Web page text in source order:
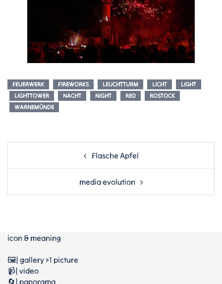
FEUERWERK FIREWORKS LEUCHTTURM LICHT
LIGHT
LIGHTTOWER
NACHT NIGHT RED
ROSTOCK
WARNEMÜNDE
Post
Flasche Apfel
media evolution
icon & meaning
🖼️| gallery >1 picture
📹| video
🔄| panorama